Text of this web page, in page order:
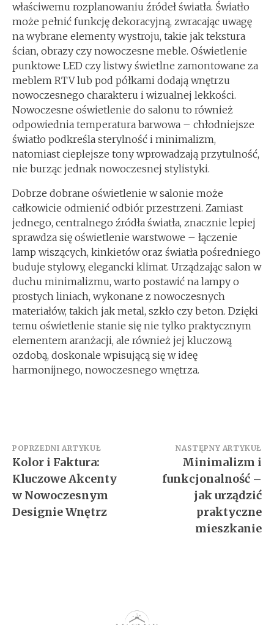
właściwemu rozplanowaniu źródeł światła. Światło
może pełnić funkcję dekoracyjną, zwracając uwagę
na wybrane elementy wystroju, takie jak tekstura
ścian, obrazy czy nowoczesne meble. Oświetlenie
punktowe LED czy listwy świetlne zamontowane za
meblem RTV lub pod półkami dodają wnętrzu
nowoczesnego charakteru i wizualnej lekkości.
Nowoczesne oświetlenie do salonu to również
odpowiednia temperatura barwowa – chłodniejsze
światło podkreśla sterylność i minimalizm,
natomiast cieplejsze tony wprowadzają przytulność,
nie burząc jednak nowoczesnej stylistyki.
Dobrze dobrane oświetlenie w salonie może
całkowicie odmienić odbiór przestrzeni. Zamiast
jednego, centralnego źródła światła, znacznie lepiej
sprawdza się oświetlenie warstwowe – łączenie
lamp wiszących, kinkietów oraz światła pośredniego
buduje stylowy, elegancki klimat. Urządzając salon w
duchu minimalizmu, warto postawić na lampy o
prostych liniach, wykonane z nowoczesnych
materiałów, takich jak metal, szkło czy beton. Dzięki
temu oświetlenie stanie się nie tylko praktycznym
elementem aranżacji, ale również jej kluczową
ozdobą, doskonale wpisującą się w ideę
harmonijnego, nowoczesnego wnętrza.
Nawigacja
wpisu
POPRZEDNI ARTYKUŁ
Kolor i Faktura:
Kluczowe Akcenty
w Nowoczesnym
Designie Wnętrz
NASTĘPNY ARTYKUŁ
Minimalizm i
funkcjonalność –
jak urządzić
praktyczne
mieszkanie